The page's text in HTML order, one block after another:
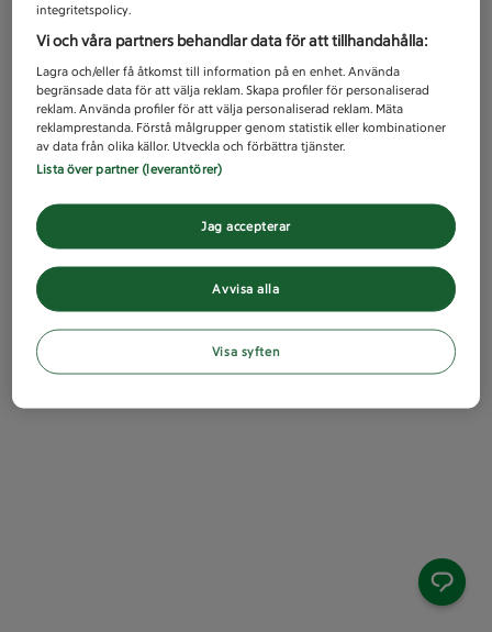
integritetspolicy.
Vi och våra partners behandlar data för att tillhandahålla:
Lagra och/eller få åtkomst till information på en enhet. Använda
begränsade data för att välja reklam. Skapa profiler för personaliserad
reklam. Använda profiler för att välja personaliserad reklam. Mäta
reklamprestanda. Förstå målgrupper genom statistik eller kombinationer
av data från olika källor. Utveckla och förbättra tjänster.
Lista över partner (leverantörer)
Avvisa alla
Jag accepterar
Visa syften